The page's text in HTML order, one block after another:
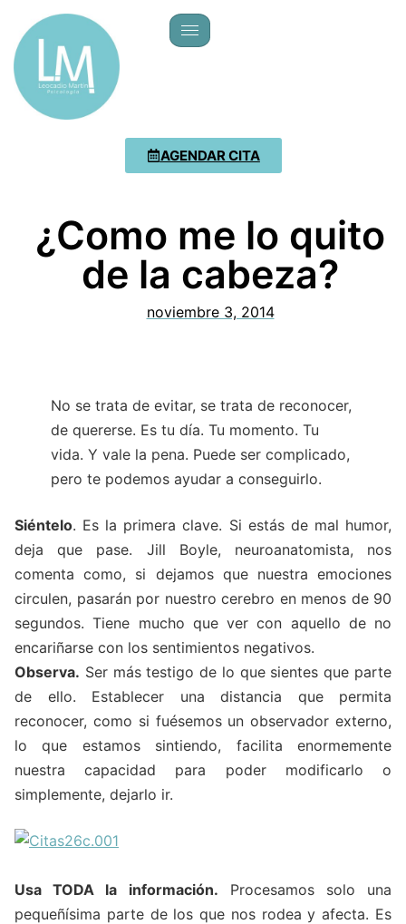
AGENDAR CITA
¿Como me lo quito
de la cabeza?
noviembre 3, 2014
No se trata de evitar, se trata de reconocer,
de quererse. Es tu día. Tu momento. Tu
vida. Y vale la pena. Puede ser complicado,
pero te podemos ayudar a conseguirlo.
Siéntelo. Es la primera clave. Si estás de mal humor,
deja que pase. Jill Boyle, neuroanatomista, nos
comenta como, si dejamos que nuestra emociones
circulen, pasarán por nuestro cerebro en menos de 90
segundos. Tiene mucho que ver con aquello de no
encariñarse con los sentimientos negativos.
Observa. Ser más testigo de lo que sientes que parte
de ello. Establecer una distancia que permita
reconocer, como si fuésemos un observador externo,
lo que estamos sintiendo, facilita enormemente
nuestra capacidad para poder modificarlo o
simplemente, dejarlo ir.
Usa TODA la información. Procesamos solo una
pequeñísima parte de los que nos rodea y afecta. Es